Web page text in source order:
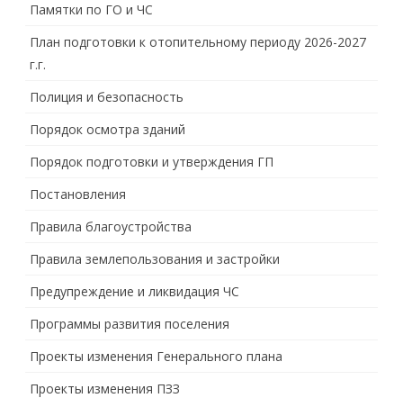
Памятки по ГО и ЧС
План подготовки к отопительному периоду 2026-2027
г.г.
Полиция и безопасность
Порядок осмотра зданий
Порядок подготовки и утверждения ГП
Постановления
Правила благоустройства
Правила землепользования и застройки
Предупреждение и ликвидация ЧС
Программы развития поселения
Проекты изменения Генерального плана
Проекты изменения ПЗЗ